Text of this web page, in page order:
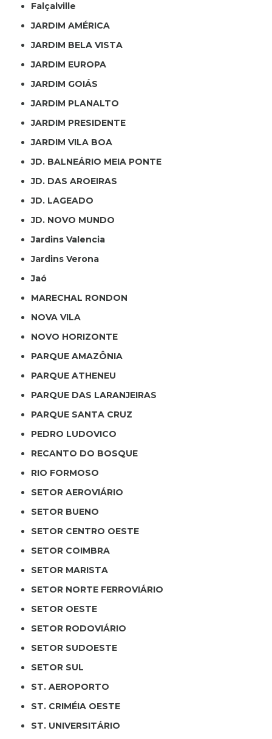
Falçalville
JARDIM AMÉRICA
JARDIM BELA VISTA
JARDIM EUROPA
JARDIM GOIÁS
JARDIM PLANALTO
JARDIM PRESIDENTE
JARDIM VILA BOA
JD. BALNEÁRIO MEIA PONTE
JD. DAS AROEIRAS
JD. LAGEADO
JD. NOVO MUNDO
Jardins Valencia
Jardins Verona
Jaó
MARECHAL RONDON
NOVA VILA
NOVO HORIZONTE
PARQUE AMAZÔNIA
PARQUE ATHENEU
PARQUE DAS LARANJEIRAS
PARQUE SANTA CRUZ
PEDRO LUDOVICO
RECANTO DO BOSQUE
RIO FORMOSO
SETOR AEROVIÁRIO
SETOR BUENO
SETOR CENTRO OESTE
SETOR COIMBRA
SETOR MARISTA
SETOR NORTE FERROVIÁRIO
SETOR OESTE
SETOR RODOVIÁRIO
SETOR SUDOESTE
SETOR SUL
ST. AEROPORTO
ST. CRIMÉIA OESTE
ST. UNIVERSITÁRIO